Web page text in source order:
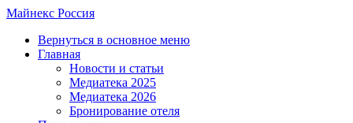
Skip
main
content
Майнекс Россия
Menu
Вернуться в основное меню
Главная
Новости и статьи
Медиатека 2025
Медиатека 2026
Бронирование отеля